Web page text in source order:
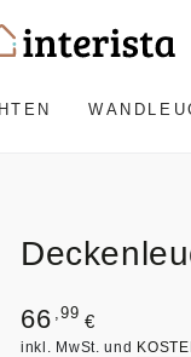
Regulärer
Preis
66 ,99 €
inkl. MwSt. und